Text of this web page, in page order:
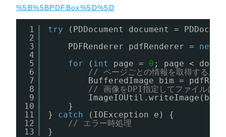
%5B%5BPDFBox%5D%5D
1
2
3
4
5
6
7
8
9
10
11
12
13
try
(PDDocument document =
PDFRenderer pdfRenderer = new
for
( int page = 0 ; page <
// ページごとの情報を取得する。
BufferedImage bim =
// 画像をDPI指定してファイルにす
}
} catch
(IOException e) {
// エラー時処理
}